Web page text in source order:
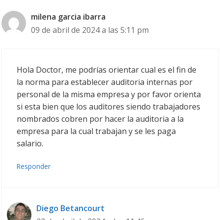
milena garcia ibarra
09 de abril de 2024 a las 5:11 pm
Hola Doctor, me podrías orientar cual es el fin de
la norma para establecer auditoria internas por
personal de la misma empresa y por favor orienta
si esta bien que los auditores siendo trabajadores
nombrados cobren por hacer la auditoria a la
empresa para la cual trabajan y se les paga
salario.
Responder
Diego Betancourt